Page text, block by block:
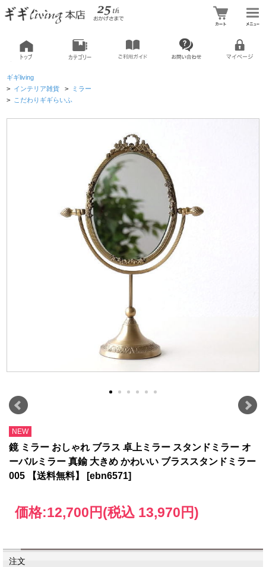
ギギliving
> インテリア雑貨 > ミラー
> こだわりギギらいふ
NEW
鏡 ミラー おしゃれ ブラス 卓上ミラー スタンドミラー オ
ーバルミラー 真鍮 大きめ かわいい ブラススタンドミラー
005 【送料無料】 [ebn6571]
価格:12,700円(税込 13,970円)
注文